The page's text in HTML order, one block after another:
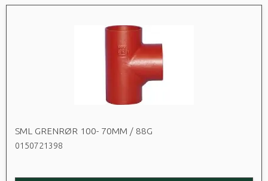
SML GRENRØR 100- 70MM / 88G
0150721398